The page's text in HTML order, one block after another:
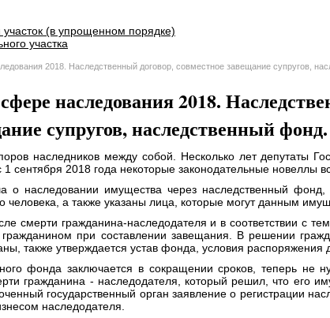
(в упрощенном порядке)
участка
2018. Наследственный договор, совместное завещание супругов,
наследования 2018.
супругов, наследственный фонд.
наследников между собой. Несколько лет депутаты
сентября 2018 года некоторые законодательные новеллы
о наследовании имущества через наследственный фонд,
а также указаны лица, которые могут данным
смерти гражданина-наследодателя и в соответствии с
при составлении завещания. В решении
также утверждается устав фонда, условия распоряжения
фонда заключается в сокращении сроков, теперь не
гражданина - наследодателя, который решил, что его
государственный орган заявление о регистрации
наследодателя.